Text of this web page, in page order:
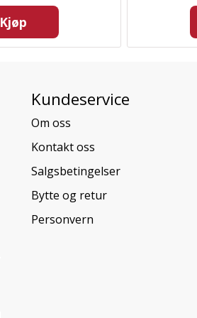
Kjøp
Kundeservice
Om oss
Kontakt oss
Salgsbetingelser
Bytte og retur
Personvern